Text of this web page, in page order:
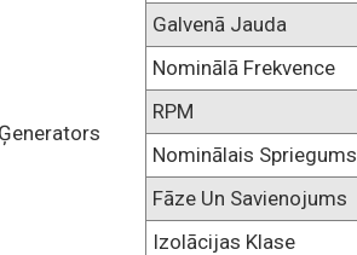
Ģenerators
Galvenā Jauda
Nominālā Frekvence
RPM
Nominālais Spriegums
Fāze Un Savienojums
Izolācijas Klase